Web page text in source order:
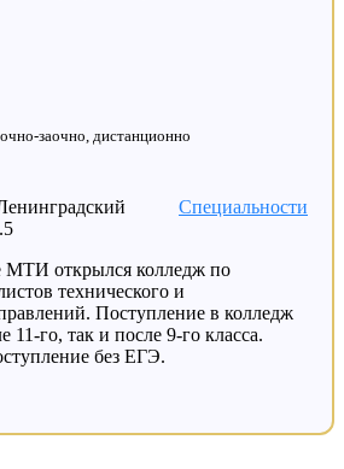
заочно, дистанционно
Специальности
МТИ открылся колледж по
технического и
Поступление в колледж
11-го, так и после 9-го класса.
без ЕГЭ.